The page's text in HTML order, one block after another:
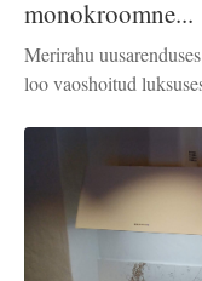
monokroomne...
Merirahu
loo vaoshoitud